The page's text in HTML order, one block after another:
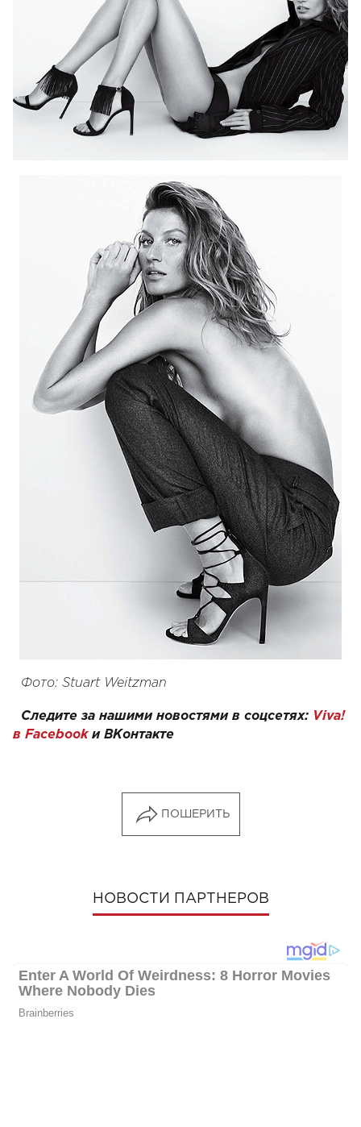
Фото: Stuart Weitzman
Следите за нашими новостями в соцсетях: Viva!
в Facebookи ВКонтакте
ПОШЕРИТЬ
НОВОСТИ ПАРТНЕРОВ